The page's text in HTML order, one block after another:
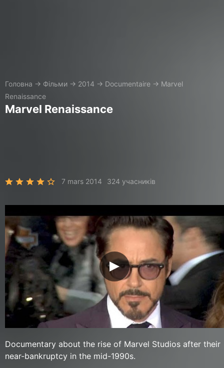
Головна → Фільми → 2014 → Documentaire → Marvel
Renaissance
Marvel Renaissance
7 mars 2014 324 учасників
Documentary about the rise of Marvel Studios after their
near-bankruptcy in the mid-1990s.